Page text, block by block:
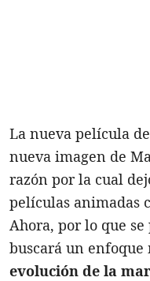
La nueva película
nueva imagen de
razón por la cual
películas animadas
Ahora, por lo que
buscará un
evolución de la